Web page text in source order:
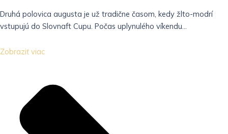
Druhá polovica augusta je už tradične časom, kedy žlto-modrí
vstupujú do Slovnaft Cupu. Počas uplynulého víkendu...
Zobraziť viac